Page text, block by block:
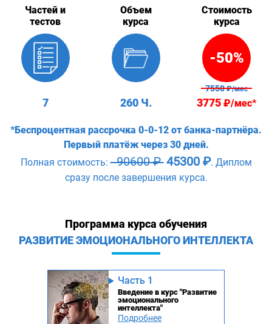
Частей и
тестов
7
Объем
курса
260 Ч.
Стоимость
курса
-50%
7550₽/мес
3775₽/мес*
*Беспроцентная рассрочка 0-0-12 от банка-партнёра.
Первый платёж через 30 дней.
Полная стоимость:90600 ₽45300 ₽. Диплом
сразу после завершения курса.
Программа курса обучения
РАЗВИТИЕ ЭМОЦИОНАЛЬНОГО ИНТЕЛЛЕКТА
Часть 1
Введение в курс "Развитие
эмоционального
интеллекта"
Подробнее